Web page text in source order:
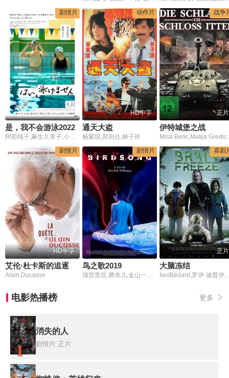
剧情片
是，我不会游泳2022
阿部纯子,麻生久美子,小林薰,长谷川博己,绫濑遥
动作片
HD中字
通天大盗
杨紫琼,郑则仕,林子祥
战争
正片
伊特城堡之战
Misa
剧情片
HD中字
艾伦·杜卡斯的追逐
Alain,Ducasse
剧情片
鸟之歌2019
须贺贵匡,磨赤儿,金山一彦,永夏子,松林慎司
喜剧
正片
大脑冻结
电影热播榜 更多
1
消失的人
剧情片 正片